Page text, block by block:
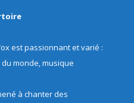
est passionnant et varié :
monde, musique
à chanter des